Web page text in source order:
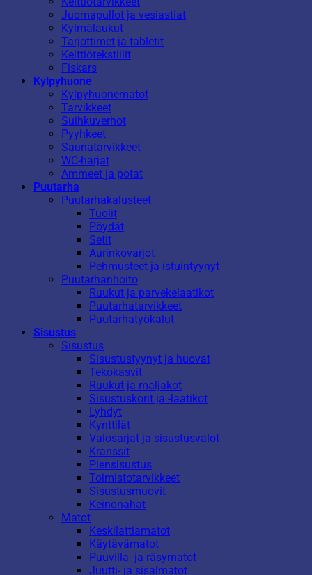
Juomapullot ja vesiastiat
Kylmälaukut
Tarjottimet ja tabletit
Keittiötekstiilit
Fiskars
Kylpyhuone
Kylpyhuonematot
Tarvikkeet
Suihkuverhot
Pyyhkeet
Saunatarvikkeet
WC-harjat
Ammeet ja potat
Puutarha
Puutarhakalusteet
Tuolit
Pöydät
Setit
Aurinkovarjot
Pehmusteet ja istuintyynyt
Puutarhanhoito
Ruukut ja parvekelaatikot
Puutarhatarvikkeet
Puutarhatyökalut
Sisustus
Sisustus
Sisustustyynyt ja huovat
Tekokasvit
Ruukut ja maljakot
Sisustuskorit ja -laatikot
Lyhdyt
Kynttilät
Valosarjat ja sisustusvalot
Kranssit
Piensisustus
Toimistotarvikkeet
Sisustusmuovit
Keinonahat
Matot
Keskilattiamatot
Käytävämatot
Puuvilla- ja räsymatot
Juutti- ja sisalmatot